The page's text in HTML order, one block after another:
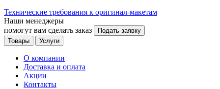
Технические требования к оригинал-макетам
Наши менеджеры
помогут вам сделать заказ
Подать заявку
Товары
Услуги
О компании
Доставка и оплата
Акции
Контакты